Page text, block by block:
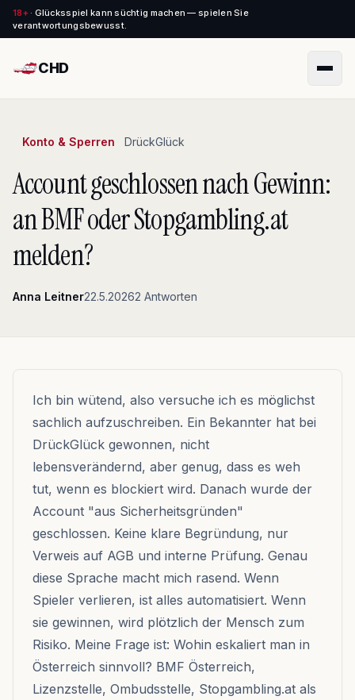
18+ · Glücksspiel kann süchtig machen — spielen Sie
verantwortungsbewusst.
CHD
Konto & Sperren DrückGlück
Account geschlossen nach Gewinn:
an BMF oder Stopgambling.at
melden?
Anna Leitner22.5.20262 Antworten
Ich bin wütend, also versuche ich es möglichst
sachlich aufzuschreiben. Ein Bekannter hat bei
DrückGlück gewonnen, nicht
lebensverändernd, aber genug, dass es weh
tut, wenn es blockiert wird. Danach wurde der
Account "aus Sicherheitsgründen"
geschlossen. Keine klare Begründung, nur
Verweis auf AGB und interne Prüfung. Genau
diese Sprache macht mich rasend. Wenn
Spieler verlieren, ist alles automatisiert. Wenn
sie gewinnen, wird plötzlich der Mensch zum
Risiko. Meine Frage ist: Wohin eskaliert man in
Österreich sinnvoll? BMF Österreich,
Lizenzstelle, Ombudsstelle, Stopgambling.at als